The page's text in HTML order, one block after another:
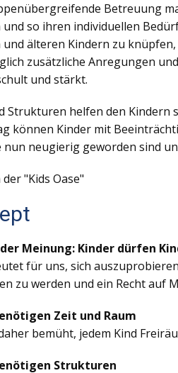
Betreuung
und so ihren individuellen
älteren Kindern zu
zusätzliche Anregungen
und stärkt.
Strukturen helfen den
können Kinder mit
nun neugierig geworden sind
"Kids Oase"
Meinung: Kinder dürfen
für uns, sich
zu werden und ein Recht auf
Zeit und Raum
bemüht, jedem Kind
Strukturen